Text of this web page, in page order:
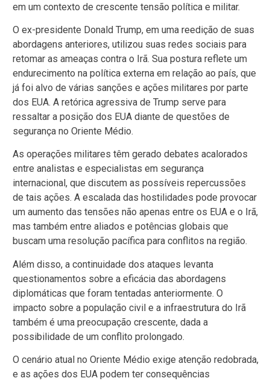
em um contexto de crescente tensão política e militar.
O ex-presidente Donald Trump, em uma reedição de suas
abordagens anteriores, utilizou suas redes sociais para
retomar as ameaças contra o Irã. Sua postura reflete um
endurecimento na política externa em relação ao país, que
já foi alvo de várias sanções e ações militares por parte
dos EUA. A retórica agressiva de Trump serve para
ressaltar a posição dos EUA diante de questões de
segurança no Oriente Médio.
As operações militares têm gerado debates acalorados
entre analistas e especialistas em segurança
internacional, que discutem as possíveis repercussões
de tais ações. A escalada das hostilidades pode provocar
um aumento das tensões não apenas entre os EUA e o Irã,
mas também entre aliados e potências globais que
buscam uma resolução pacífica para conflitos na região.
Além disso, a continuidade dos ataques levanta
questionamentos sobre a eficácia das abordagens
diplomáticas que foram tentadas anteriormente. O
impacto sobre a população civil e a infraestrutura do Irã
também é uma preocupação crescente, dada a
possibilidade de um conflito prolongado.
O cenário atual no Oriente Médio exige atenção redobrada,
e as ações dos EUA podem ter consequências